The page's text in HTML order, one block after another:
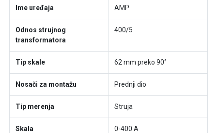
Ime uređaja AMP
Odnos strujnog
transformatora
400/5
Tip skale 62 mm preko 90°
Nosači za montažu Prednji dio
Tip merenja Struja
Skala 0-400 A